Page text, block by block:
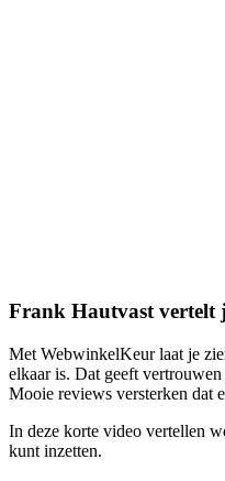
Frank Hautvast vertelt
Met WebwinkelKeur laat je
elkaar is. Dat geeft
Mooie reviews versterken dat
In deze korte video vertellen
kunt inzetten.